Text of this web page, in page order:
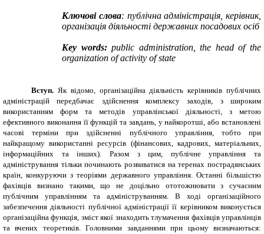
Ключові слова: публічна адміністрація, керівник,
організація діяльності державних посадових осіб
Key words:public administration, the head of the
organization of activity of state
Вступ. Як відомо, організаційна діяльність керівників публічних
адміністрацій передбачає здійснення комплексу заходів, з широким
використанням форм та методів управлінської діяльності, з метою
ефективного виконання її функцій та завдань, у найкоротші, або встановлені
часові терміни при здійсненні публічного управління, тобто при
найкращому використанні ресурсів (фінансових, кадрових, матеріальних,
інформаційних та інших). Разом з цим, публічне управління та
адміністрування тільки починають розвиватися на теренах пострадянських
країн, конкуруючи з теоріями державного управління. Останні більшістю
фахівців визнано такими, що не доцільно ототожнювати з сучасним
публічним управлінням та адмініструванням. В ході організаційного
забезпечення діяльності публічної адміністрації її керівником виконується
організаційна функція, зміст якої знаходить тлумачення фахівців управлінців
та вчених теоретиків. Головними завданнями при цьому визначаються: